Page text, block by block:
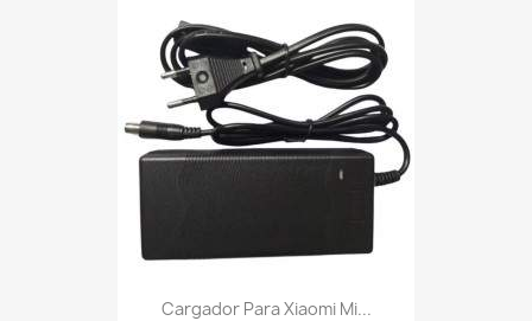
Cargador Para Xiaomi Mi...